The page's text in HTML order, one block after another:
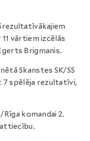
vārtiem izcēlās
Brigmanis.
Skanstes SK/SS
spēlēja rezultatīvi,
komandai 2.